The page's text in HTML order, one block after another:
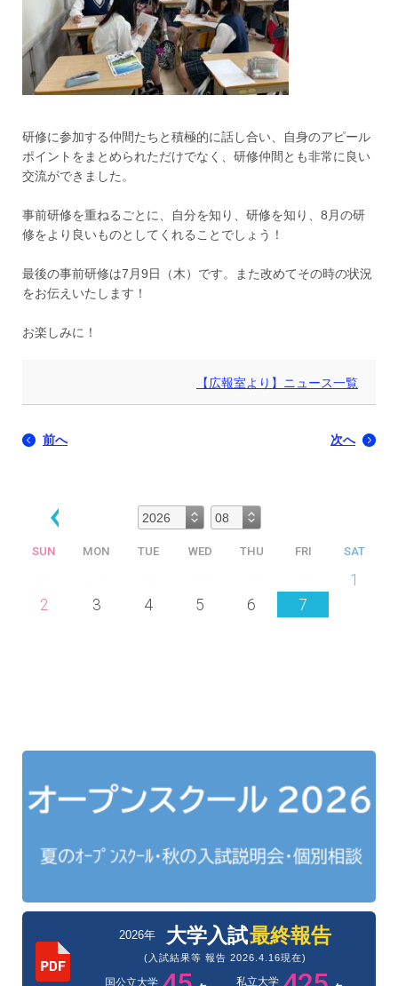
研修に参加する仲間たちと積極的に話し合い、自身のアピール
ポイントをまとめられただけでなく、研修仲間とも非常に良い
交流ができました。
事前研修を重ねるごとに、自分を知り、研修を知り、8月の研
修をより良いものとしてくれることでしょう！
最後の事前研修は7月9日（木）です。また改めてその時の状況
をお伝えいたします！
お楽しみに！
【広報室より】ニュース一覧
前へ 次へ
SUN MON TUE WED THU FRI SAT
1
2
3 4 5 6 7
2026年 大学入試最終報告
(入試結果等 報告 2026.4.16現在)
国公立大学 私立大学